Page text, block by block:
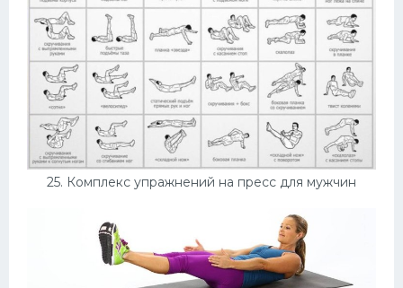
25. Комплекс упражнений на пресс для мужчин